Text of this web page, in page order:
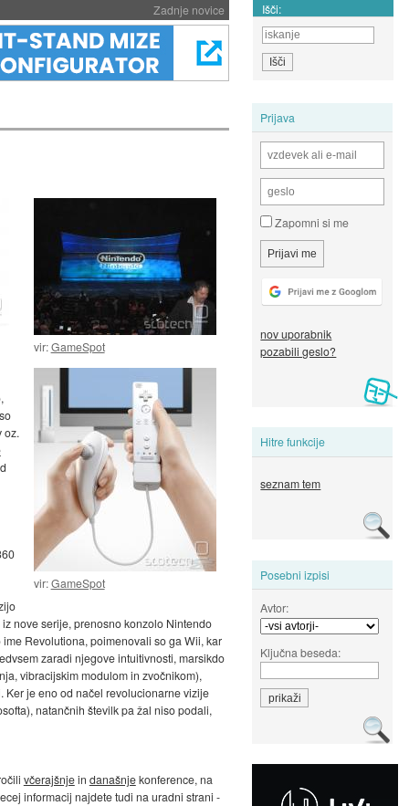
Zadnje novice Išči:
Prijava
Zapomni si me
nov uporabnik
pozabili geslo?
Hitre funkcije
seznam tem
Posebni izpisi
Avtor:
Ključna beseda:
vir:GameSpot
vir:GameSpot
oz.
nove serije, prenosno konzolo Nintendo
Revolutiona, poimenovali so ga Wii, kar
zaradi njegove intuitivnosti, marsikdo
vibracijskim modulom in zvočnikom),
je eno od načel revolucionarne vizije
natančnih številk pa žal niso podali,
včerajšnjein današnjekonference, na
informacij najdete tudi na uradni strani -